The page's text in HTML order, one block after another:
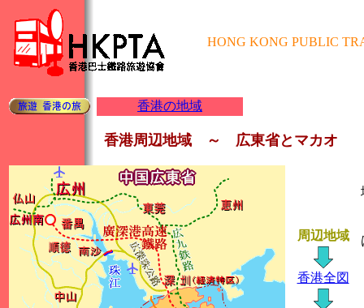
HONG KONG PUBLIC
香港の地域
香港周辺地域 ～ 広東省とマカオ
周辺地域
香港全図